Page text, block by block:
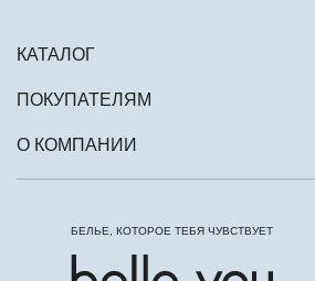
КАТАЛОГ
ПОКУПАТЕЛЯМ
О КОМПАНИИ
БЕЛЬЕ, КОТОРОЕ ТЕБЯ ЧУВСТВУЕТ